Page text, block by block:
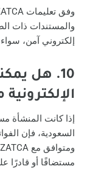
والمستندات ذات
إلكتروني آمن،
10.
هل
إذا كانت المنشأة
السعودية، فإن
مستضافًا أو قادرًا